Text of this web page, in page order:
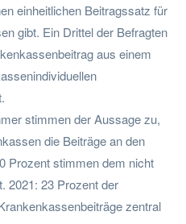
einheitlichen Beitragssatz für
gibt. Ein Drittel der Befragten
aus einem
stimmen der Aussage zu,
die Beiträge an den
Prozent stimmen dem nicht
2021: 23 Prozent der
zentral